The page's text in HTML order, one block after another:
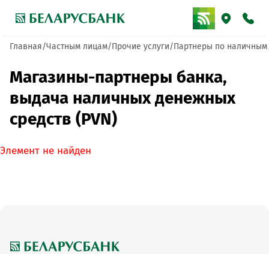
Главная Частным лицам Прочие услуги Партнеры по наличным
Магазины-партнеры банка,
выдача наличных денежных
средств (PVN)
Элемент не найден